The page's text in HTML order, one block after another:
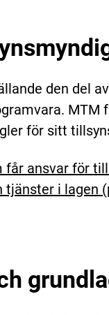
den del
MTM
för sitt
får ansvar för
i lagen